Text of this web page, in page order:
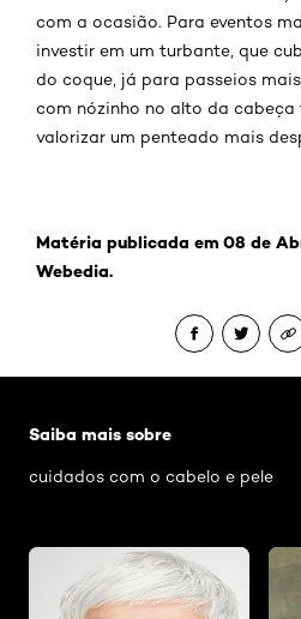
com a ocasião. Para eventos
investir em um turbante, que
do coque, já para passeios
com nózinho no alto da
valorizar um penteado mais
Matéria publicada em 08 de
Webedia.
Saiba mais sobre
cuidados com o cabelo e pele